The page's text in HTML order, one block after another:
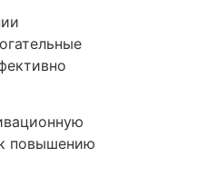
повышению